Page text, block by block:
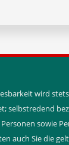
wird
selbstredend
sowie
auch Sie die